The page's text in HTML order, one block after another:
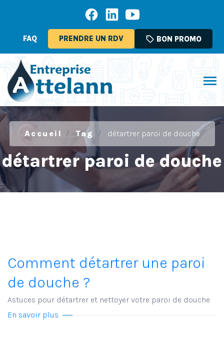
FAQ PRENDRE UN RDV sell BON PROMO
Accueil Tag détartrer paroi de douche
détartrer paroi de douche
Comment détartrer une paroi
de douche ?
Astuces pour détartrer et nettoyer votre paroi de douche
En savoir plus